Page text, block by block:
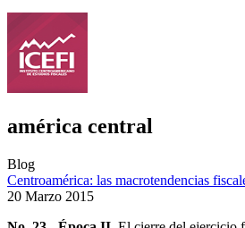
américa central
Blog
Centroamérica: las macrotendencias
20 Marzo 2015